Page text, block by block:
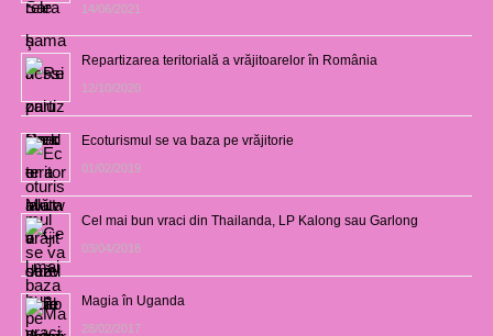
14/06/2021
Repartizarea teritorială a vrăjitoarelor în România
12/10/2020
Ecoturismul se va baza pe vrăjitorie
01/02/2019
Cel mai bun vraci din Thailanda, LP Kalong sau Garlong
03/04/2018
Magia în Uganda
28/02/2017